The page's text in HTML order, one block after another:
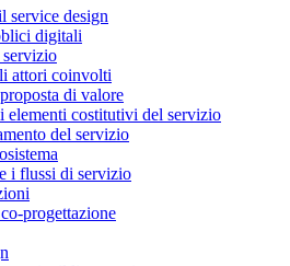
service design
digitali
attori coinvolti
di valore
elementi costitutivi del servizio
del servizio
i flussi di servizio
progettazione